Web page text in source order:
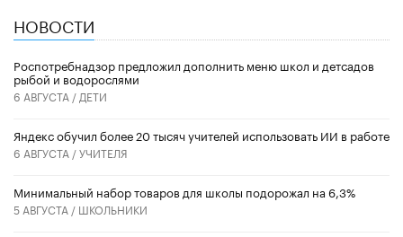
НОВОСТИ
Роспотребнадзор предложил дополнить меню школ и детсадов
рыбой и водорослями
6 АВГУСТА / ДЕТИ
​Яндекс обучил более 20 тысяч учителей использовать ИИ в работе
6 АВГУСТА /УЧИТЕЛЯ
Минимальный набор товаров для школы подорожал на 6,3%
5 АВГУСТА / ШКОЛЬНИКИ